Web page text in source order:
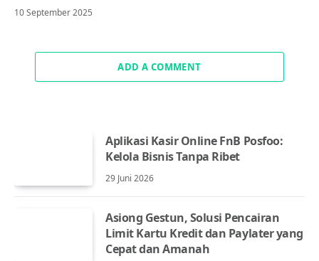
10 September 2025
ADD A COMMENT
Aplikasi Kasir Online FnB Posfoo:
Kelola Bisnis Tanpa Ribet
29 Juni 2026
Asiong Gestun, Solusi Pencairan
Limit Kartu Kredit dan Paylater yang
Cepat dan Amanah